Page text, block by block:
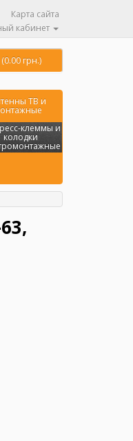
Карта сайта
кабинет
грн.)
ТВ и
клеммы и
колодки